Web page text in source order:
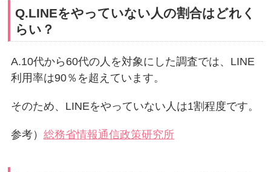
Q.LINEをやっていない人の割合はどれく
らい？
A.10代から60代の人を対象にした調査では、LINE
利用率は90％を超えています。
そのため、LINEをやっていない人は1割程度です。
参考）総務省情報通信政策研究所